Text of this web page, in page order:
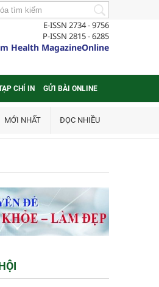
E-ISSN 2734 - 9756
P-ISSN 2815 - 6285
Health MagazineOnline
CHÍ IN GỬI BÀI ONLINE
MỚI NHẤT ĐỌC NHIỀU